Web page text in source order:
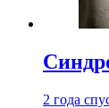
2 года